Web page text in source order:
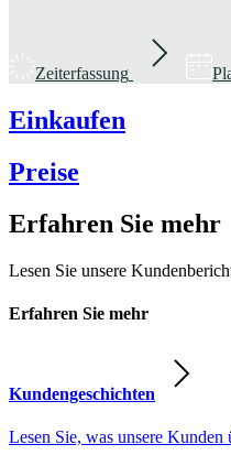
Zeiterfassung
Einkaufen
Preise
Erfahren Sie mehr
Lesen Sie unsere
Erfahren Sie mehr
Kundengeschichten
Lesen Sie, was unsere Kunden